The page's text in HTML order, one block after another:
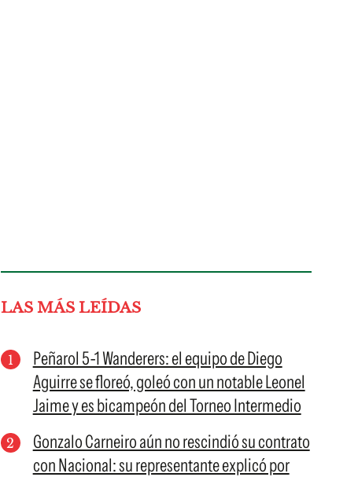
LAS MÁS LEÍDAS
Peñarol 5-1 Wanderers: el equipo de Diego
Aguirre se floreó, goleó con un notable Leonel
Jaime y es bicampeón del Torneo Intermedio
Gonzalo Carneiro aún no rescindió su contrato
con Nacional: su representante explicó por